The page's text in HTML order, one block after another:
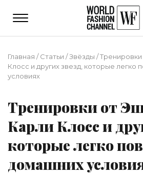
Главная /Статьи /Звёзды /
Клосс и других звезд, которые легко
условиях
Тренировки от
Карли Клосс и
которые легко
домашних